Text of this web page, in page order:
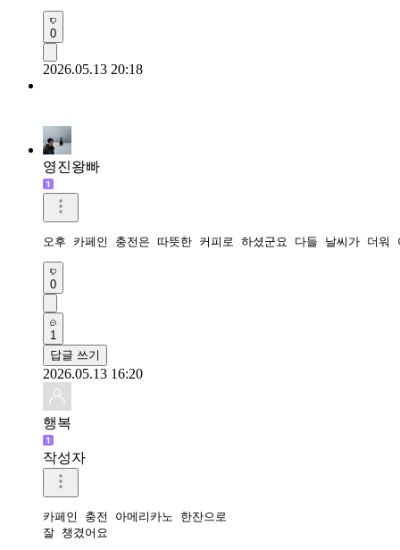
0
2026.05.13 20:18
영진왕빠
오후 카페인 충전은 따뜻한 커피로 하셨군요 다들 날씨가 더워
0
1
답글 쓰기
2026.05.13 16:20
행복
작성자
카페인 충전 아메리카노 한잔으로
잘 챙겼어요